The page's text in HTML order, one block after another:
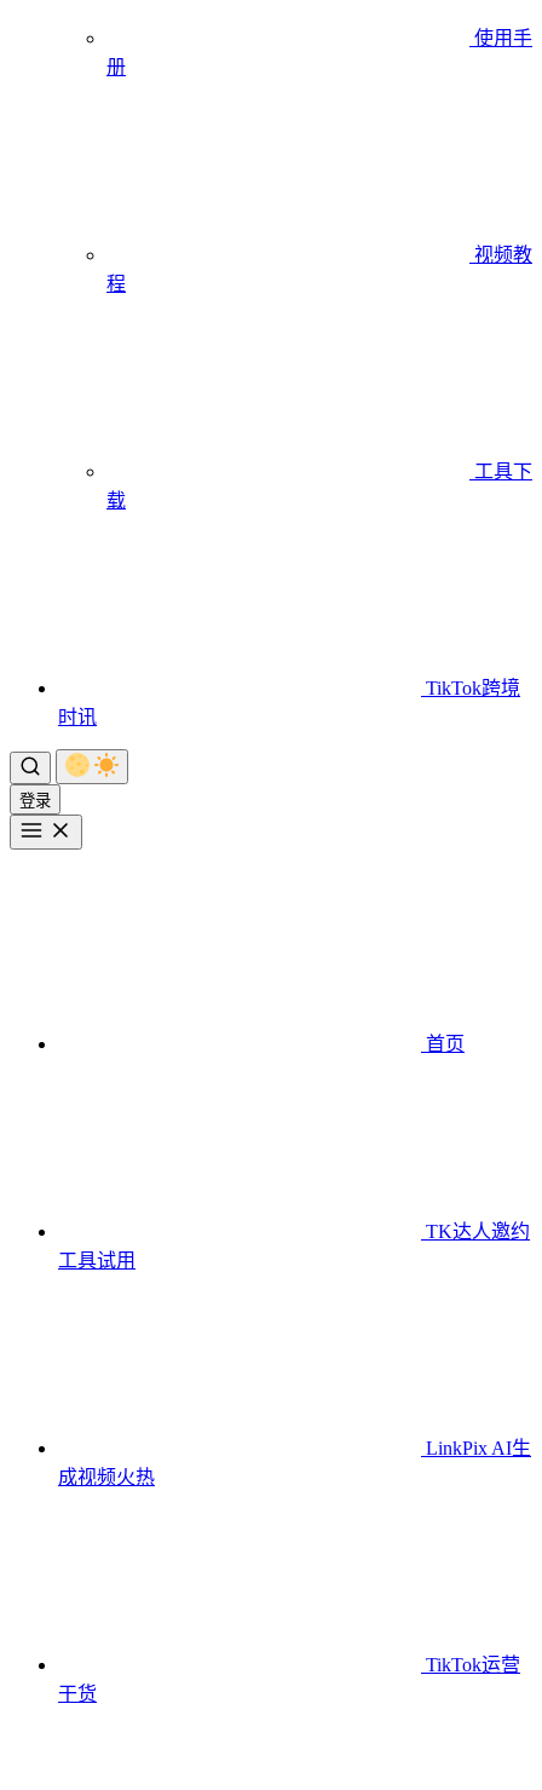
使用手
册
视频教
程
工具下
载
TikTok跨境
时讯
登录
首页
TK达人邀约
工具试用
LinkPix AI生
成视频火热
TikTok运营
干货